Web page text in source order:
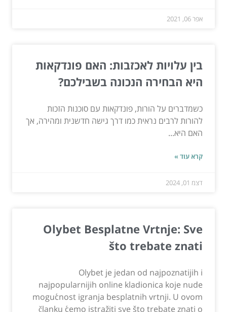
אפר 06, 2021
בין עלויות לאכזבות: האם פונדקאות
היא הבחירה הנכונה בשבילכם?
כשמדברים על הורות, פונדקאות עם סוכנות הזכות
להורות לרבים נראית כמו דרך גישה חדשנית ומהירה, אך
האם היא...
קרא עוד »
דצמ 01, 2024
Olybet Besplatne Vrtnje: Sve
što trebate znati
Olybet je jedan od najpoznatijih i
najpopularnijih online kladionica koje nude
mogućnost igranja besplatnih vrtnji. U ovom
članku ćemo istražiti sve što trebate znati o